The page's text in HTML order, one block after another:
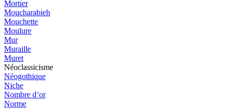
Mortier
Moucharabieh
Mouchette
Moulure
Mur
Muraille
Muret
Néoclassicisme
Néogothique
Niche
Nombre d’or
Norme